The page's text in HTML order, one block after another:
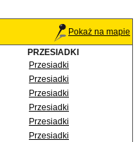
Pokaż na mapie
PRZESIADKI
Przesiadki
Przesiadki
Przesiadki
Przesiadki
Przesiadki
Przesiadki